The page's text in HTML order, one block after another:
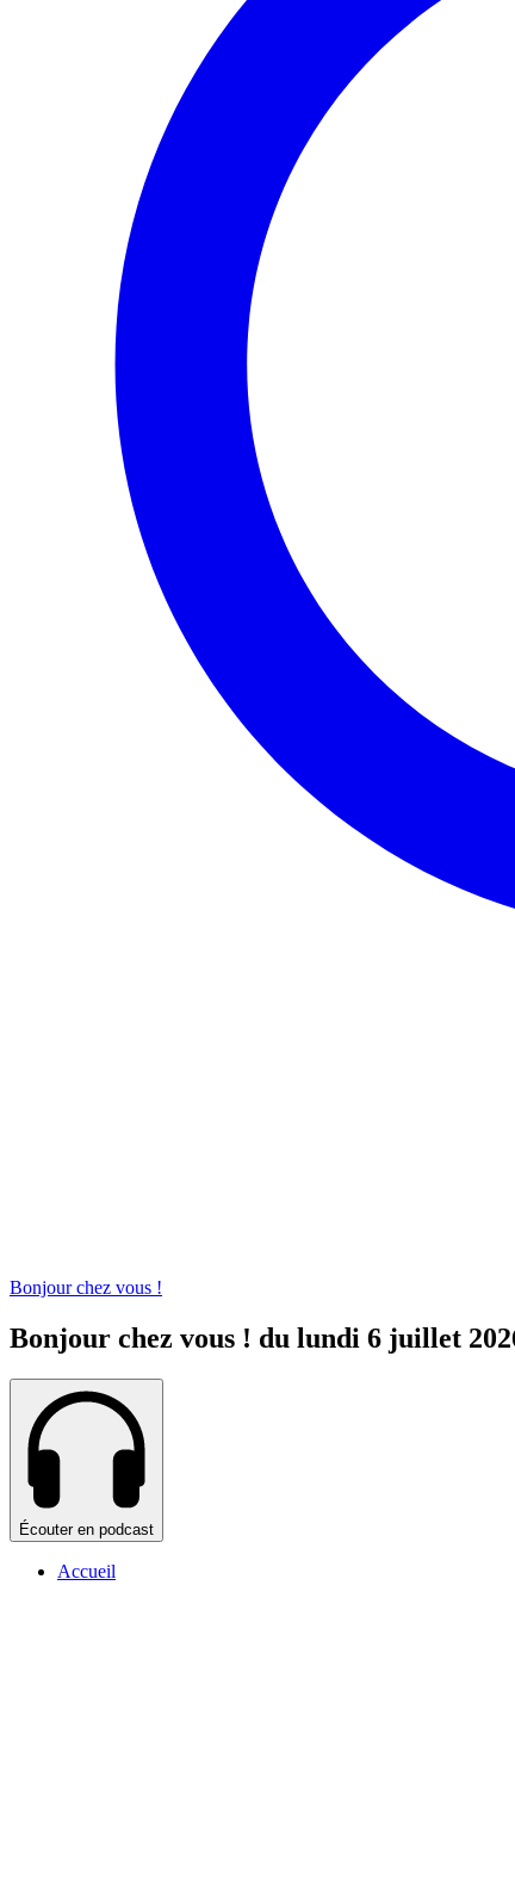
Bonjour chez vous !
Bonjour chez vous ! du lundi 6 juillet
Écouter en podcast
Accueil